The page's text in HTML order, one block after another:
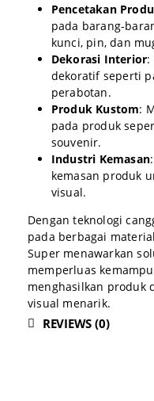
Pencetakan
pada barang-
kunci, pin, dan
Dekorasi Interior:
dekoratif seperti
perabotan.
Produk Kustom:
pada produk
souvenir.
Industri Kemasan:
kemasan produk
visual.
Dengan teknologi
pada berbagai
Super menawarkan
memperluas
menghasilkan produk
visual menarik.
REVIEWS (0)